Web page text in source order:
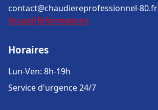
contact@chaudiereprofessionnel-80.fr
Accueil Informations
Horaires
Lun-Ven: 8h-19h
Service d'urgence 24/7